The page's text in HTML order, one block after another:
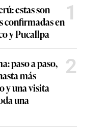
estas son
confirmadas en
y Pucallpa
1
paso a paso,
más
y una visita
una
2